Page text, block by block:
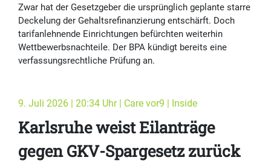
Zwar hat der Gesetzgeber die ursprünglich geplante starre
Deckelung der Gehaltsrefinanzierung entschärft. Doch
tarifanlehnende Einrichtungen befürchten weiterhin
Wettbewerbsnachteile. Der BPA kündigt bereits eine
verfassungsrechtliche Prüfung an.
9. Juli 2026 | 20:34 Uhr | Care vor9 | Inside
Karlsruhe weist Eilanträge
gegen GKV-Spargesetz zurück